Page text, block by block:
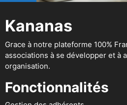
Kananas
Grace à notre plateforme 100%
associations à se développer et à
organisation.
Fonctionnalités